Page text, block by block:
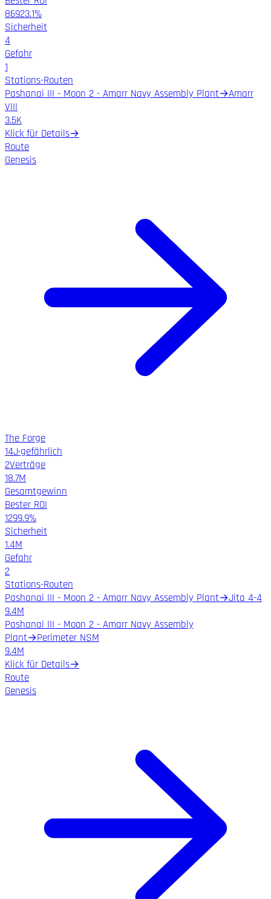
86923.1%
Sicherheit
4
Gefahr
1
Stations-Routen
Pashanai III - Moon 2 - Amarr Navy Assembly Plant→Amarr
VIII
3.5K
Klick für Details→
Route
Genesis
The Forge
14J·gefährlich
2Verträge
18.7M
Gesamtgewinn
Bester ROI
1299.9%
Sicherheit
1.4M
Gefahr
2
Stations-Routen
Pashanai III - Moon 2 - Amarr Navy Assembly Plant→Jita 4-4
9.4M
Pashanai III - Moon 2 - Amarr Navy Assembly
Plant→Perimeter NSM
9.4M
Klick für Details→
Route
Genesis